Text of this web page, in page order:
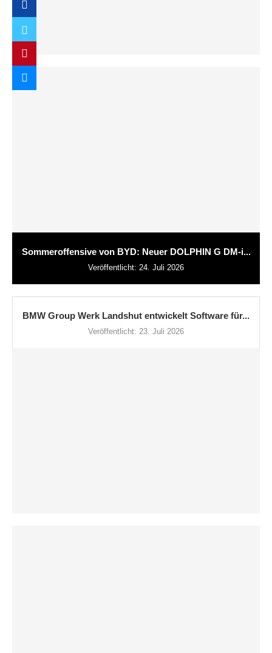
Sommeroffensive von BYD: Neuer DOLPHIN G DM-i...
Veröffentlicht: 24. Juli 2026
BMW Group Werk Landshut entwickelt Software für...
Veröffentlicht: 23. Juli 2026